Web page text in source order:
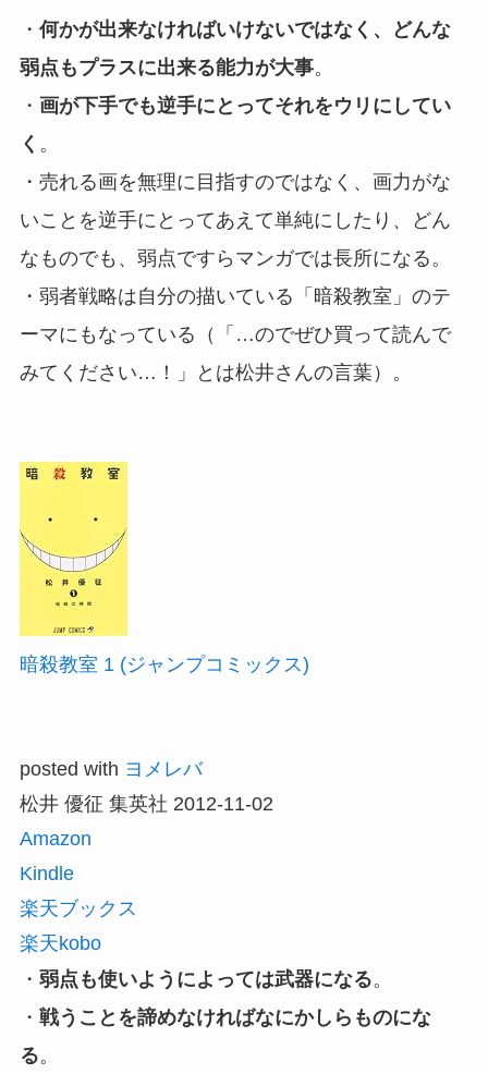
・ 何かが出来なければいけないではなく、どんな
弱点もプラスに出来る能力が大事。
・ 画が下手でも逆手にとってそれをウリにしてい
く 。
・売れる画を無理に目指すのではなく、画力がな
いことを逆手にとってあえて単純にしたり、どん
なものでも、弱点ですらマンガでは長所になる。
・弱者戦略は自分の描いている「暗殺教室」のテ
ーマにもなっている（「…のでぜひ買って読んで
みてください…！」とは松井さんの言葉）。
暗殺教室 1 (ジャンプコミックス)
posted with ヨメレバ
松井 優征 集英社 2012-11-02
Amazon
Kindle
楽天ブックス
楽天kobo
・ 弱点も使いようによっては武器になる。
・ 戦うことを諦めなければなにかしらものにな
る。